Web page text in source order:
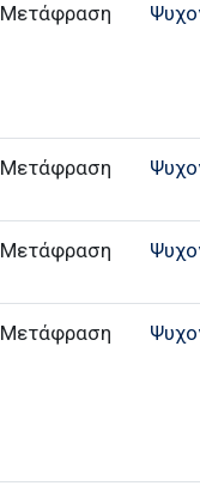
Μετάφραση
Μετάφραση
Μετάφραση
Μετάφραση